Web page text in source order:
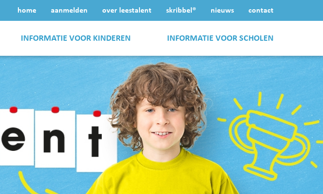
home aanmelden over leestalent skribbel® nieuws contact
INFORMATIE VOOR KINDEREN INFORMATIE VOOR SCHOLEN